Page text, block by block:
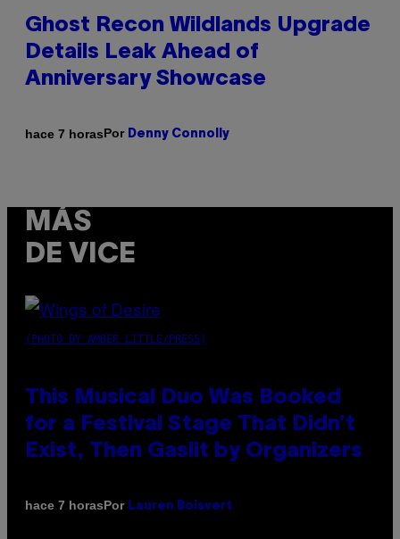
Ghost Recon Wildlands Upgrade
Details Leak Ahead of
Anniversary Showcase
hace 7 horasPor Denny Connolly
MÁS
DE VICE
(PHOTO BY AMBER LITTLE/PRESS)
This Musical Duo Was Booked
for a Festival Stage That Didn’t
Exist, Then Gaslit by Organizers
hace 7 horasPor Lauren Boisvert